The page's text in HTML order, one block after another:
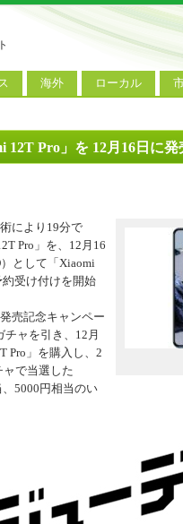
海外
Androidニュース
海外展示会
インバウンド
ローカル
地方展示会 サ
12T Pro」を 12月16日に発
により19分で
Pro」を、12月16
として「Xiaomi
受け付けを開始
売記念キャンペー
チャを引き、12月
Pro」を購入し、2
で当選した
5000円相当のい